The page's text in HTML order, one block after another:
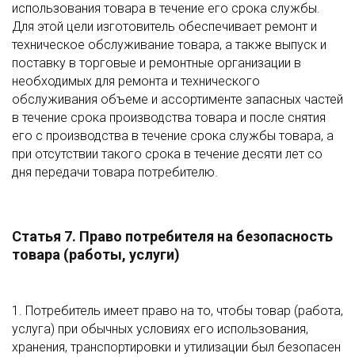
использования товара в течение его срока службы.
Для этой цели изготовитель обеспечивает ремонт и
техническое обслуживание товара, а также выпуск и
поставку в торговые и ремонтные организации в
необходимых для ремонта и технического
обслуживания объеме и ассортименте запасных частей
в течение срока производства товара и после снятия
его с производства в течение срока службы товара, а
при отсутствии такого срока в течение десяти лет со
дня передачи товара потребителю.
Статья 7. Право потребителя на безопасность
товара (работы, услуги)
1. Потребитель имеет право на то, чтобы товар (работа,
услуга) при обычных условиях его использования,
хранения, транспортировки и утилизации был безопасен